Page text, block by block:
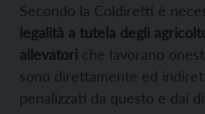
Secondo la Coldiretti è
legalità a tutela degli
allevatori che lavorano
sono direttamente ed
penalizzati da questo e dai